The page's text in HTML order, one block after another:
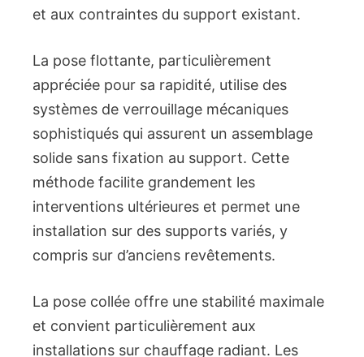
et aux contraintes du support existant.
La pose flottante, particulièrement
appréciée pour sa rapidité, utilise des
systèmes de verrouillage mécaniques
sophistiqués qui assurent un assemblage
solide sans fixation au support. Cette
méthode facilite grandement les
interventions ultérieures et permet une
installation sur des supports variés, y
compris sur d’anciens revêtements.
La pose collée offre une stabilité maximale
et convient particulièrement aux
installations sur chauffage radiant. Les